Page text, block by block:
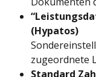
(Hypatos)
zugeordnete
Standard